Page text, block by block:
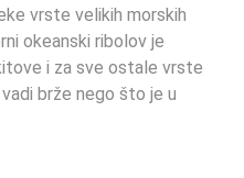
vrste velikih morskih
okeanski ribolov je
i za sve ostale vrste
brže nego što je u